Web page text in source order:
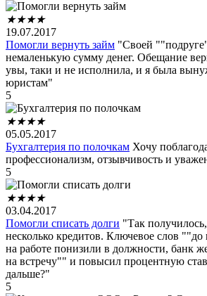
★★★★
19.07.2017
Помогли вернуть займ "Своей
немаленькую сумму денег. Обещание
увы, таки и не исполнила, и я была
юристам"
5
★★★★
05.05.2017
Бухгалтерия по полочкам Хочу
профессионализм, отзывчивость и
5
★★★★
03.04.2017
Помогли списать долги "Так
несколько кредитов. Ключевое слов
на работе понизили в должности, банк
на встречу"" и повысил процентную
дальше?"
5